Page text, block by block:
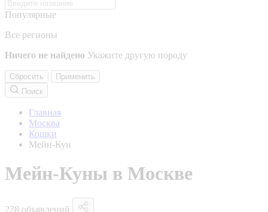
Популярные
Все регионы
Ничего не найдено Укажите другую породу
Сбросить
Применить
Поиск
Главная
Москва
Кошки
Мейн-Кун
Мейн-Куны в Москве
228 объявлений